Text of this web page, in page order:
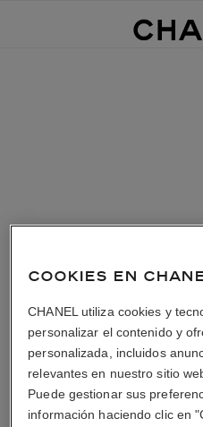
COOKIES EN
CHANEL utiliza cookies y
personalizar el contenido y
personalizada, incluidos
relevantes en nuestro sitio
Puede gestionar sus
información haciendo clic en